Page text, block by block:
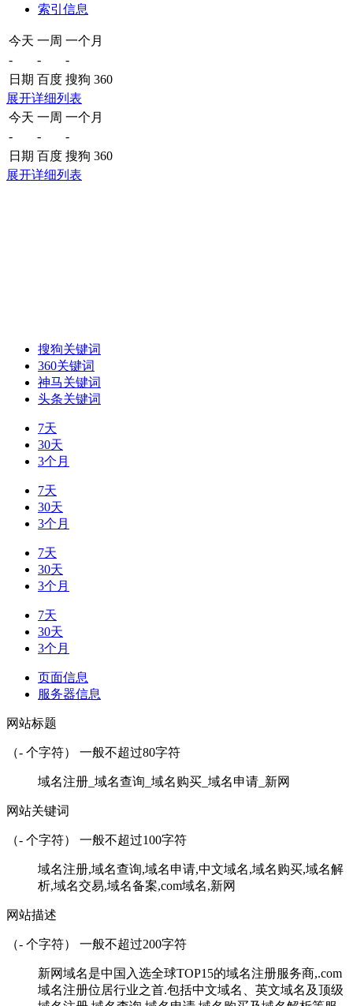
索引信息
今天 一周 一个月
-
-
-
日期 百度 搜狗 360
展开详细列表
今天 一周 一个月
-
-
-
日期 百度 搜狗 360
展开详细列表
搜狗关键词
360关键词
神马关键词
头条关键词
7天
30天
3个月
7天
30天
3个月
7天
30天
3个月
7天
30天
3个月
页面信息
服务器信息
网站标题
（- 个字符） 一般不超过80字符
域名注册_域名查询_域名购买_域名申请_新网
网站关键词
（- 个字符） 一般不超过100字符
域名注册,域名查询,域名申请,中文域名,域名购买,域名解
析,域名交易,域名备案,com域名,新网
网站描述
（- 个字符） 一般不超过200字符
新网域名是中国入选全球TOP15的域名注册服务商,.com
域名注册位居行业之首.包括中文域名、英文域名及顶级